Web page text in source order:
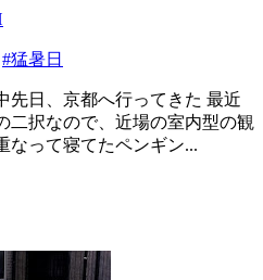
#猛暑日
先日、京都へ行ってきた 最近
二択なので、近場の室内型の観
なって寝てたペンギン...